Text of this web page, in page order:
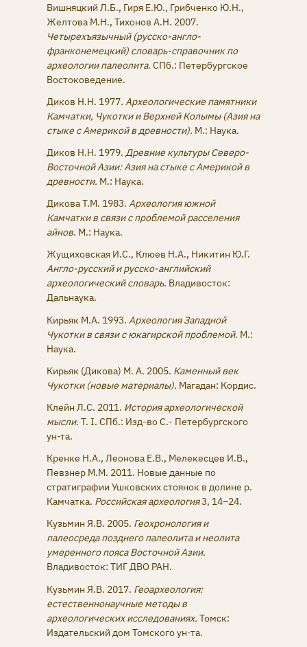
Вишняцкий Л.Б., Гиря Е.Ю., Грибченко Ю.Н.,
Желтова М.Н., Тихонов А.Н. 2007.
Четырехъязычный (русско-англо-
франконемецкий) словарь-справочник по
археологии палеолита. СПб.: Петербургское
Востоковедение.
Диков Н.Н. 1977. Археологические памятники
Камчатки, Чукотки и Верхней Колымы (Азия на
стыке с Америкой в древности). М.: Наука.
Диков Н.Н. 1979. Древние культуры Северо-
Восточной Азии: Азия на стыке с Америкой в
древности. М.: Наука.
Дикова Т.М. 1983. Археология южной
Камчатки в связи с проблемой расселения
айнов. М.: Наука.
Жущиховская И.С., Клюев Н.А., Никитин Ю.Г.
Англо-русский и русско-английский
археологический словарь. Владивосток:
Дальнаука.
Кирьяк М.А. 1993. Археология Западной
Чукотки в связи с юкагирской проблемой. М.:
Наука.
Кирьяк (Дикова) М. А. 2005. Каменный век
Чукотки (новые материалы). Магадан: Кордис.
Клейн Л.С. 2011. История археологической
мысли. Т. I. CПб.: Изд-во С.- Петербургского
ун-та.
Кренке Н.А., Леонова Е.В., Мелекесцев И.В.,
Певзнер М.М. 2011. Новые данные по
стратиграфии Ушковских стоянок в долине р.
Камчатка. Российская археология3, 14–24.
Кузьмин Я.В. 2005. Геохронология и
палеосреда позднего палеолита и неолита
умеренного пояса Восточной Азии.
Владивосток: ТИГ ДВО РАН.
Кузьмин Я.В. 2017. Геоархеология:
естественнонаучные методы в
археологических исследованиях. Томск:
Издательский дом Томского ун-та.